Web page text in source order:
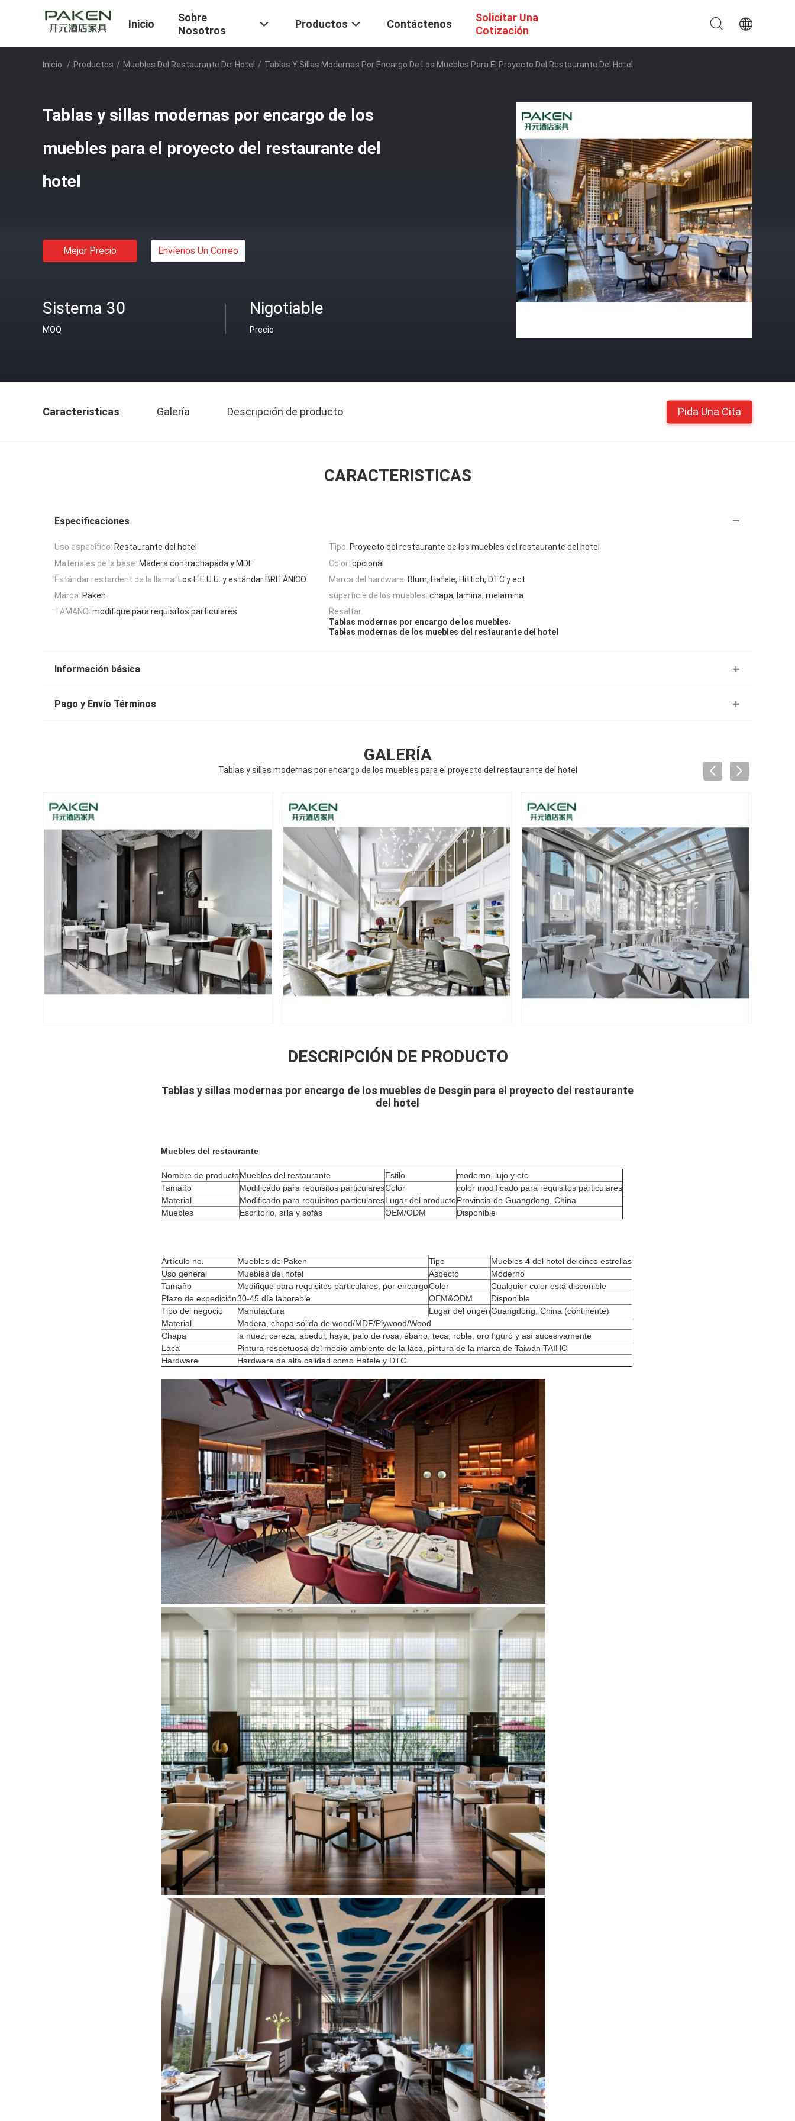
Inicio
Sobre
Nosotros
Productos Contáctenos
Solicitar Una
Cotización
Inicio / Productos / Muebles Del Restaurante Del Hotel / Tablas Y Sillas Modernas Por Encargo De Los Muebles Para El Proyecto Del Restaurante Del Hotel
Tablas y sillas modernas por encargo de los
muebles para el proyecto del restaurante del
hotel
Mejor Precio Envíenos Un Correo
Sistema 30
MOQ
Nigotiable
Precio
Caracteristicas Galería Descripción de producto Pida Una Cita
CARACTERISTICAS
Especificaciones
Uso específico: Restaurante del hotel Tipo: Proyecto del restaurante de los muebles del restaurante del hotel
Materiales de la base: Madera contrachapada y MDF Color: opcional
Estándar restardent de la llama: Los E.E.U.U. y estándar BRITÁNICO Marca del hardware: Blum, Hafele, Hittich, DTC y ect
Marca: Paken superficie de los muebles: chapa, lamina, melamina
TAMAÑO: modifique para requisitos particulares
Resaltar:
Tablas modernas por encargo de los muebles,
Tablas modernas de los muebles del restaurante del hotel
Información básica
Pago y Envío Términos
GALERÍA
Tablas y sillas modernas por encargo de los muebles para el proyecto del restaurante del hotel
DESCRIPCIÓN DE PRODUCTO
Tablas y sillas modernas por encargo de los muebles de Desgin para el proyecto del restaurante
del hotel
Muebles del restaurante
Nombre de productoMuebles del restaurante Estilo
moderno, lujo y etc
Tamaño
Modificado para requisitos particularesColor
color modificado para requisitos particulares
Material
Modificado para requisitos particularesLugar del productoProvincia de Guangdong, China
Muebles
Escritorio, silla y sofás OEM/ODM Disponible
Artículo no. Muebles de Paken Tipo
Muebles 4 del hotel de cinco estrellas
Uso general
Muebles del hotel Aspecto
Moderno
Tamaño
Modifique para requisitos particulares, por encargoColor
Cualquier color está disponible
Plazo de expedición30-45 día laborable OEM&ODM
Disponible
Tipo del negocio
Manufactura Lugar del origenGuangdong, China (continente)
Material
Madera, chapa sólida de wood/MDF/Plywood/Wood
Chapa
la nuez, cereza, abedul, haya, palo de rosa, ébano, teca, roble, oro figuró y así sucesivamente
Laca
Pintura respetuosa del medio ambiente de la laca, pintura de la marca de Taiwán TAIHO
Hardware
Hardware de alta calidad como Hafele y DTC.